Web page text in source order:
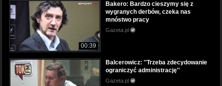
00:39
Bakero: Bardzo cieszymy się z
wygranych derbów, czeka nas
mnóstwo pracy
Gazeta.pl
Balcerowicz: ''Trzeba zdecydowanie
ograniczyć administrację''
Gazeta.pl